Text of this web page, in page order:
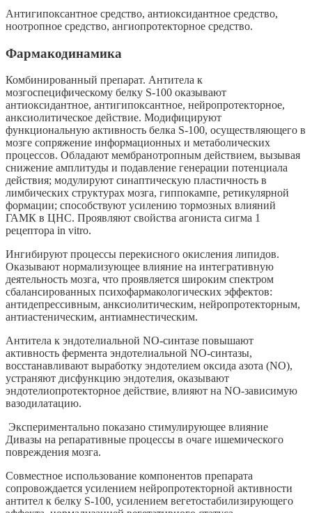
Антигипоксантное средство, антиоксидантное средство,
ноотропное средство, ангиопротекторное средство.
Фармакодинамика
Комбинированный препарат. Антитела к
мозгоспецифическому белку S-100 оказывают
антиоксидантное, антигипоксантное, нейропротекторное,
анксиолитическое действие. Модифицируют
функциональную активность белка S-100, осуществляющего в
мозге сопряжение информационных и метаболических
процессов. Обладают мембранотропным действием, вызывая
снижение амплитуды и подавление генерации потенциала
действия; модулируют синаптическую пластичность в
лимбических структурах мозга, гиппокампе, ретикулярной
формации; способствуют усилению тормозных влияний
ГАМК в ЦНС. Проявляют свойства агониста сигма 1
рецептора in vitro.
Ингибируют процессы перекисного окисления липидов.
Оказывают нормализующее влияние на интегративную
деятельность мозга, что проявляется широким спектром
сбалансированных психофармакологических эффектов:
антидепрессивным, анксиолитическим, нейропротекторным,
антиастеническим, антиамнестическим.
Антитела к эндотелиальной NO-синтазе повышают
активность фермента эндотелиальной NO-синтазы,
восстанавливают выработку эндотелием оксида азота (NO),
устраняют дисфункцию эндотелия, оказывают
эндотелиопротекторное действие, влияют на NO-зависимую
вазодилатацию.
Экспериментально показано стимулирующее влияние
Дивазы на репаративные процессы в очаге ишемического
повреждения мозга.
Совместное использование компонентов препарата
сопровождается усилением нейропротекторной активности
антител к белку S-100, усилением вегетостабилизирующего